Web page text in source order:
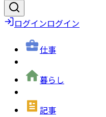
ログインログイン
仕事
暮らし
記事